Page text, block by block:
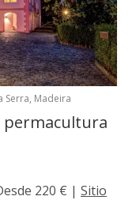
Serra, Madeira
permacultura
220 € | Sitio